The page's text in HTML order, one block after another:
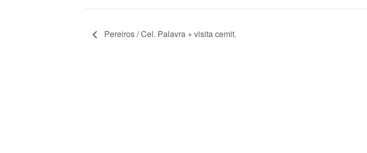
Pereiros / Cel. Palavra + visita cemit.